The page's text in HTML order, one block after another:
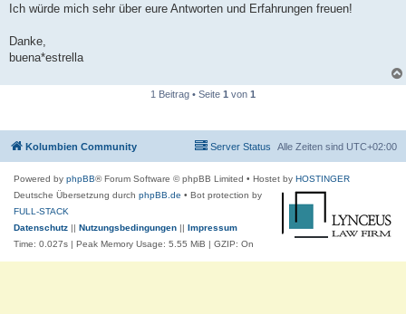
Ich würde mich sehr über eure Antworten und Erfahrungen freuen!
Danke,
buena*estrella
1 Beitrag • Seite 1 von 1
Kolumbien Community Alle Zeiten sind UTC+02:00
Server Status
Powered by phpBB® Forum Software © phpBB Limited • Hostet by HOSTINGER
Deutsche Übersetzung durch phpBB.de • Bot protection by
FULL-STACK
Datenschutz || Nutzungsbedingungen || Impressum
Time: 0.027s | Peak Memory Usage: 5.55 MiB | GZIP: On